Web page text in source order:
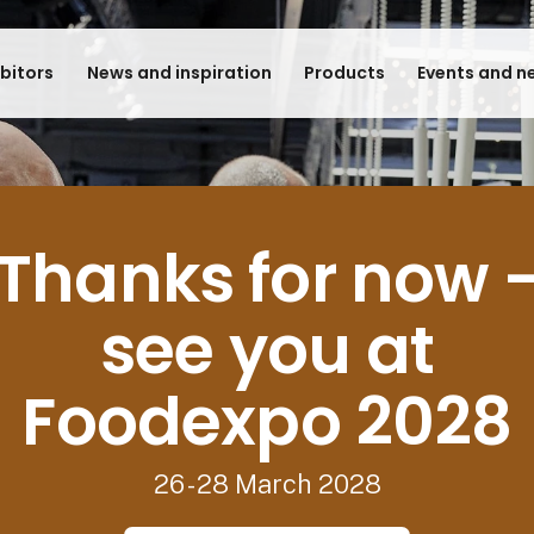
News and inspiration Products Events and
for now -
see you at
Foodexpo 2028
26 - 28 March 2028